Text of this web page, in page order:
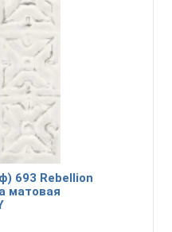
693 Rebellion
матовая